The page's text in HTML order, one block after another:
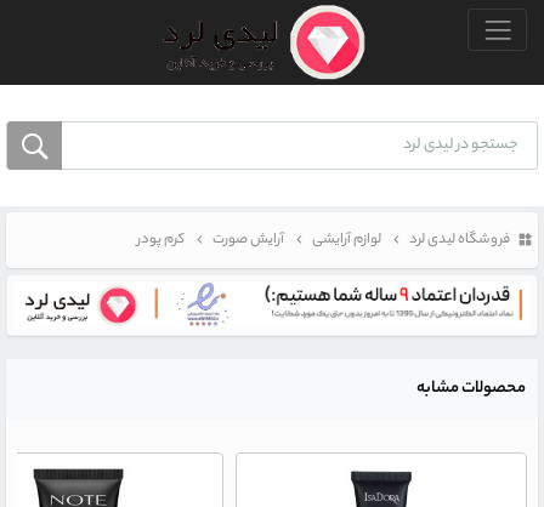
منو بالا
فروشگاه لیدی لرد لوازم آرایشی آرایش صورت کرم پودر
محصولات مشابه